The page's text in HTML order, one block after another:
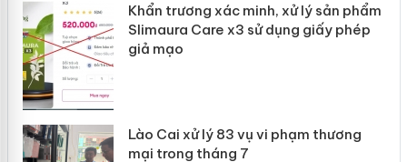
Khẩn trương xác minh, xử lý sản phẩm
Slimaura Care x3 sử dụng giấy phép
giả mạo
Lào Cai xử lý 83 vụ vi phạm thương
mại trong tháng 7